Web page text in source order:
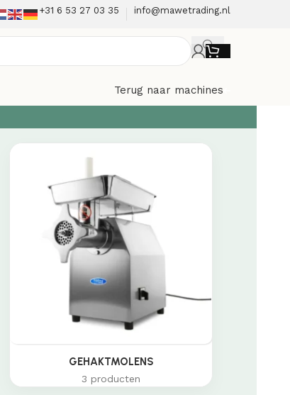
+31 6 53 27 03 35 info@mawetrading.nl
Terug naar machines
GEHAKTMOLENS
3 producten